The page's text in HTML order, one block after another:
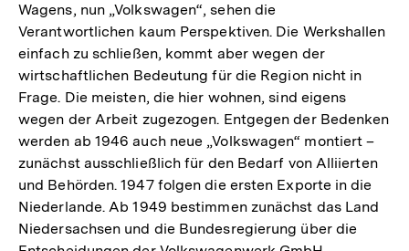
Link:
Wagens, nun „Volkswagen“, sehen die
Verantwortlichen kaum Perspektiven. Die Werkshallen
einfach zu schließen, kommt aber wegen der
wirtschaftlichen Bedeutung für die Region nicht in
Frage. Die meisten, die hier wohnen, sind eigens
wegen der Arbeit zugezogen. Entgegen der Bedenken
werden ab 1946 auch neue „Volkswagen“ montiert –
zunächst ausschließlich für den Bedarf von Alliierten
und Behörden. 1947 folgen die ersten Exporte in die
Niederlande. Ab 1949 bestimmen zunächst das Land
Niedersachsen und die Bundesregierung über die